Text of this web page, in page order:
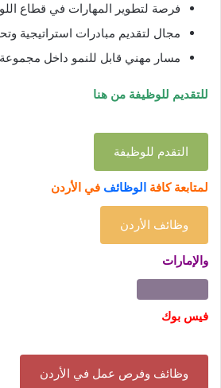
فرصة لتطوير المهارات في قطاع
مجال لتقديم مبادرات استراتيجية
مسار مهني قابل للنمو داخل
للتقديم للوظيفة من هنا
التقدم للوظيفة
لمتابعة كافة الوظائف في الأردن
وظائف الأردن
والإمارات
فيس بوك
وظائف وفرص عمل في الأردن